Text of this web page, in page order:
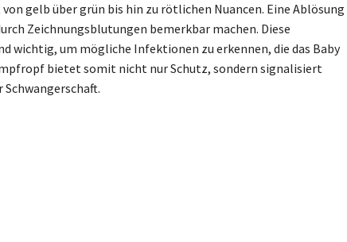
gelb über grün bis hin zu rötlichen Nuancen. Eine Ablösung
Zeichnungsblutungen bemerkbar machen. Diese
wichtig, um mögliche Infektionen zu erkennen, die das Baby
bietet somit nicht nur Schutz, sondern signalisiert
Schwangerschaft.